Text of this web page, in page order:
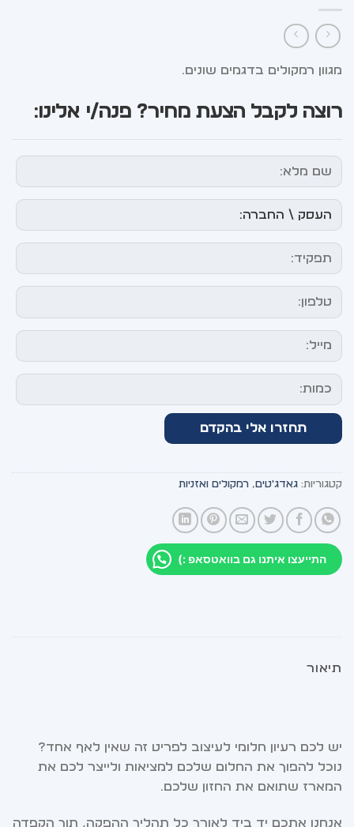
מגוון רמקולים בדגמים שונים.
רוצה לקבל הצעת מחיר? פנה/י אלינו:
קטגוריות: גאדג'טים , רמקולים ואזניות
התייעצו איתנו גם בוואטסאפ :)
תיאור
יש לכם רעיון חלומי לעיצוב לפריט זה שאין לאף אחד?
נוכל להפוך את החלום שלכם למציאות ולייצר לכם את
המארז שתואם את החזון שלכם.
אנחנו אתכם יד ביד לאורך כל תהליך ההפקה, תוך הקפדה